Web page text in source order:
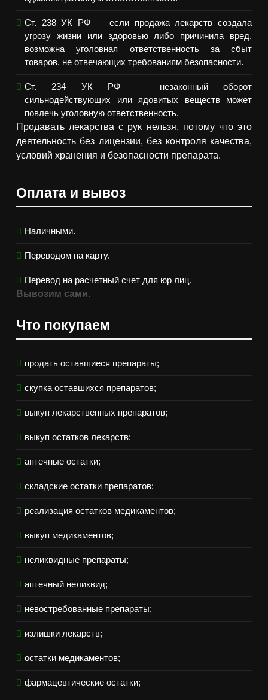
Ст. 238 УК РФ — если продажа лекарств создала
угрозу жизни или здоровью либо причинила вред,
возможна уголовная ответственность за сбыт
товаров, не отвечающих требованиям безопасности.
Ст. 234 УК РФ — незаконный оборот
сильнодействующих или ядовитых веществ может
повлечь уголовную ответственность.
Продавать лекарства с рук нельзя, потому что это
деятельность без лицензии, без контроля качества,
условий хранения и безопасности препарата.
Оплата и вывоз
Наличными.
Переводом на карту.
Перевод на расчетный счет для юр лиц.
Вывозим сами.
Что покупаем
продать оставшиеся препараты;
скупка оставшихся препаратов;
выкуп лекарственных препаратов;
выкуп остатков лекарств;
аптечные остатки;
складские остатки препаратов;
реализация остатков медикаментов;
выкуп медикаментов;
неликвидные препараты;
аптечный неликвид;
невостребованные препараты;
излишки лекарств;
остатки медикаментов;
фармацевтические остатки;